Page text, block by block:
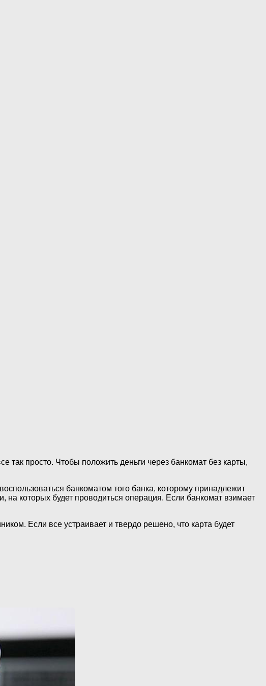
просто. Чтобы положить деньги через банкомат без карты,
банкоматом того банка, которому принадлежит
на которых будет проводиться операция. Если банкомат взимает
Если все устраивает и твердо решено, что карта будет